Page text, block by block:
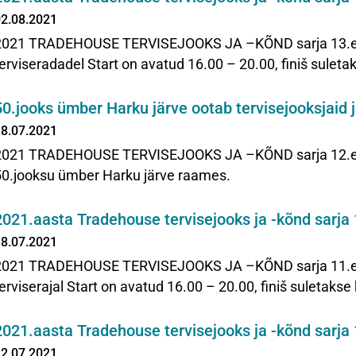
TRADEHOUSE TERVISEJOOKS JA –KÕND sarja
Start on avatud 16.00 – 20.00, finiš
ümber Harku järve ootab tervisejooksjaid
TRADEHOUSE TERVISEJOOKS JA –KÕND sarja
ümber Harku järve raames.
Tradehouse tervisejooks ja -kõnd
TRADEHOUSE TERVISEJOOKS JA –KÕND sarja
Start on avatud 16.00 – 20.00, finiš suletakse
Tradehouse tervisejooks ja -kõnd